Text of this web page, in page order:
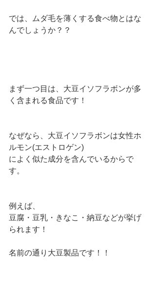
では、ムダ毛を薄くする食べ物とはな
んでしょうか？？
まず一つ目は、大豆イソフラボンが多
く含まれる食品です！
なぜなら、大豆イソフラボンは女性ホ
ルモン(エストロゲン)
によく似た成分を含んでいるからで
す。
例えば、
豆腐・豆乳・きなこ・納豆などが挙げ
られます！
名前の通り大豆製品です！！